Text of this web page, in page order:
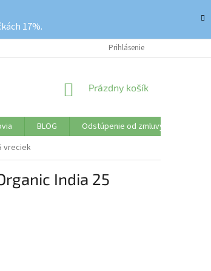
17%.
VRÁTENIE TOVARU
Prihlásenie
NÁKUPNÝ
Prázdny košík
BLOG Odstúpenie od zmluvy
vreciek
India 25